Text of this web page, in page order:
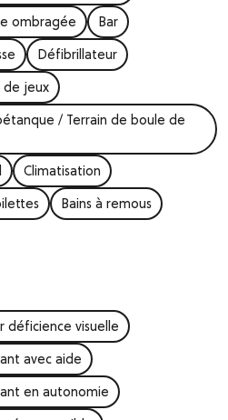
ombragée
Bar
Défibrillateur
de jeux
/ Terrain de boule de
Climatisation
Bains à remous
déficience visuelle
avec aide
en autonomie